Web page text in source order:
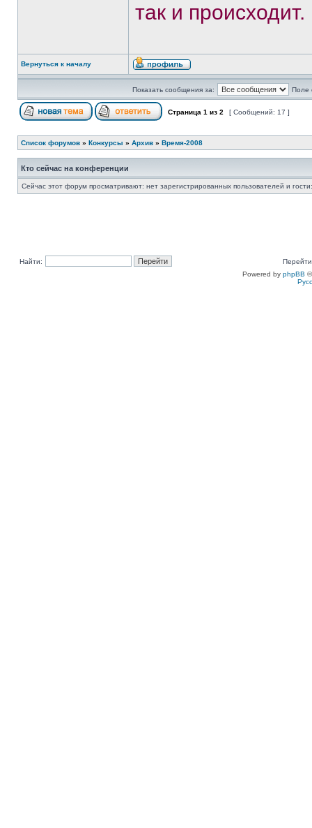
так и происходит.
Вернуться к началу
Показать сообщения за: Поле
Страница 1 из 2 [ Сообщений: 17 ]
Список форумов » Конкурсы » Архив » Время-2008
Кто сейчас на конференции
Сейчас этот форум просматривают: нет зарегистрированных пользователей и
Найти:
Powered by phpBB